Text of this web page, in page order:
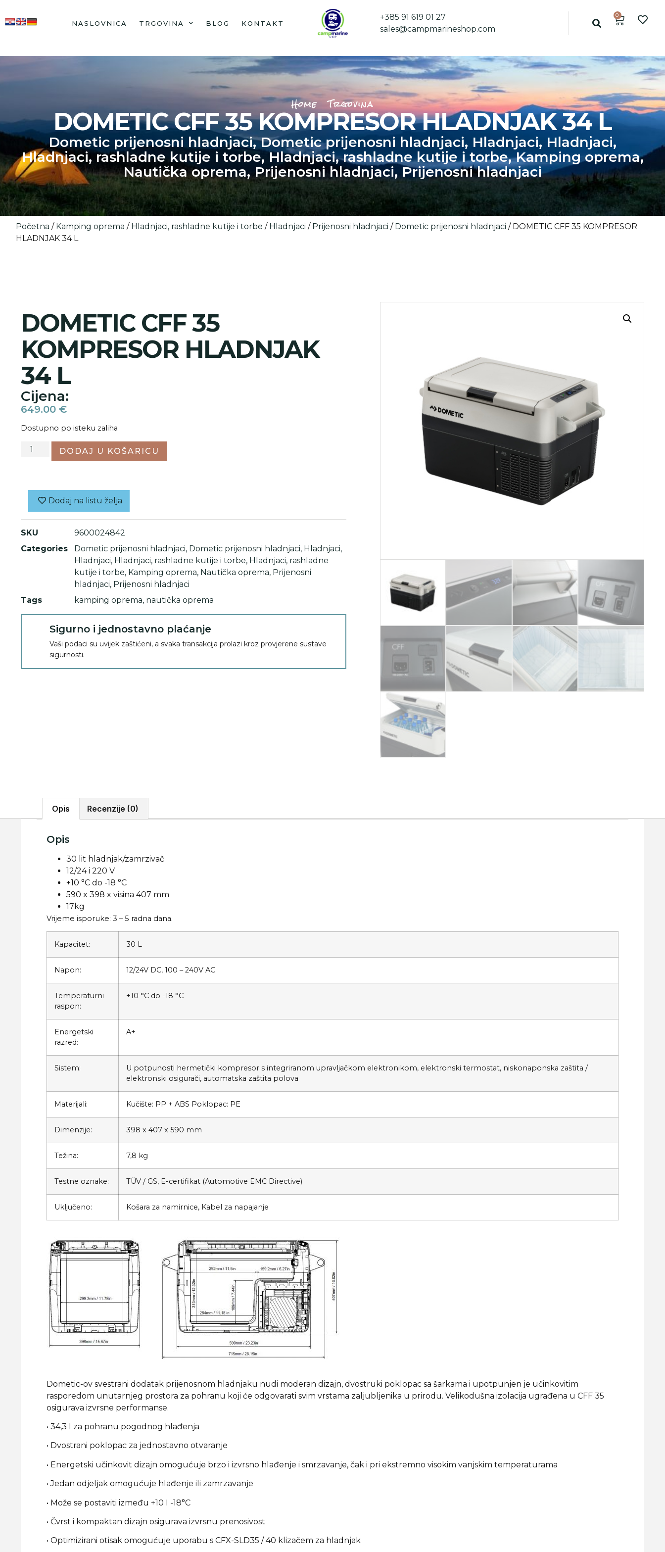
NASLOVNICA TRGOVINA BLOG KONTAKT
+385 91 619 01 27
sales@campmarineshop.com
0
Home Trgovina
DOMETIC CFF 35 KOMPRESOR HLADNJAK 34 L
Dometic prijenosni hladnjaci,Dometic prijenosni hladnjaci, Hladnjaci, Hladnjaci,
Hladnjaci, rashladne kutije i torbe,Hladnjaci, rashladne kutije i torbe,Kamping oprema,
Nautička oprema, Prijenosni hladnjaci, Prijenosni hladnjaci
Početna / Kamping oprema / Hladnjaci, rashladne kutije i torbe / Hladnjaci / Prijenosni hladnjaci / Dometic prijenosni hladnjaci / DOMETIC CFF 35 KOMPRESOR
HLADNJAK 34 L
DOMETIC CFF 35
KOMPRESOR HLADNJAK
34 L
Cijena:
649.00 €
Dostupno po isteku zaliha
DODAJ U KOŠARICU
Dodaj na listu želja
SKU
9600024842
Categories
Dometic prijenosni hladnjaci, Dometic prijenosni hladnjaci, Hladnjaci,
Hladnjaci, Hladnjaci, rashladne kutije i torbe, Hladnjaci, rashladne
kutije i torbe, Kamping oprema, Nautička oprema, Prijenosni
hladnjaci, Prijenosni hladnjaci
Tags
kamping oprema, nautička oprema
Sigurno i jednostavno plaćanje
Vaši podaci su uvijek zaštićeni, a svaka transakcija prolazi kroz provjerene sustave
sigurnosti.
Opis Recenzije (0)
Opis
30 lit hladnjak/zamrzivač
12/24 i 220 V
+10 °C do -18 °C
590 x 398 x visina 407 mm
17kg
Vrijeme isporuke: 3 – 5 radna dana.
Kapacitet: 30 L
Napon: 12/24V DC, 100 – 240V AC
Temperaturni
raspon:
+10 °C do -18 °C
Energetski
razred:
A+
Sistem:
U potpunosti hermetički kompresor s integriranom upravljačkom elektronikom, elektronski termostat, niskonaponska zaštita /
elektronski osigurači, automatska zaštita polova
Materijali: Kučište: PP + ABS Poklopac: PE
Dimenzije: 398 x 407 x 590 mm
Težina: 7,8 kg
Testne oznake: TÜV / GS, E-certifikat (Automotive EMC Directive)
Uključeno: Košara za namirnice, Kabel za napajanje
Dometic-ov svestrani dodatak prijenosnom hladnjaku nudi moderan dizajn, dvostruki poklopac sa šarkama i upotpunjen je učinkovitim
rasporedom unutarnjeg prostora za pohranu koji će odgovarati svim vrstama zaljubljenika u prirodu. Velikodušna izolacija ugrađena u CFF 35
osigurava izvrsne performanse.
• 34,3 l za pohranu pogodnog hlađenja
• Dvostrani poklopac za jednostavno otvaranje
• Energetski učinkovit dizajn omogućuje brzo i izvrsno hlađenje i smrzavanje, čak i pri ekstremno visokim vanjskim temperaturama
• Jedan odjeljak omogućuje hlađenje ili zamrzavanje
• Može se postaviti između +10 I -18°C
• Čvrst i kompaktan dizajn osigurava izvrsnu prenosivost
• Optimizirani otisak omogućuje uporabu s CFX-SLD35 / 40 klizačem za hladnjak